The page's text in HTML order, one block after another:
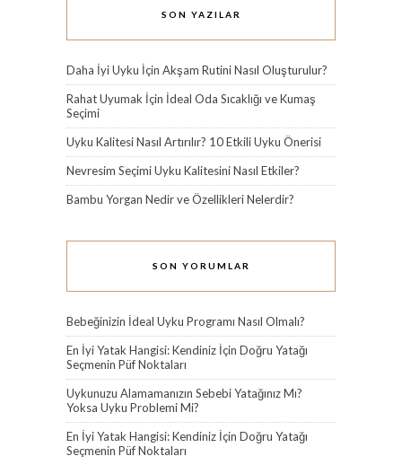
SON YAZILAR
Daha İyi Uyku İçin Akşam Rutini Nasıl Oluşturulur?
Rahat Uyumak İçin İdeal Oda Sıcaklığı ve Kumaş
Seçimi
Uyku Kalitesi Nasıl Artırılır? 10 Etkili Uyku Önerisi
Nevresim Seçimi Uyku Kalitesini Nasıl Etkiler?
Bambu Yorgan Nedir ve Özellikleri Nelerdir?
SON YORUMLAR
Bebeğinizin İdeal Uyku Programı Nasıl Olmalı?
En İyi Yatak Hangisi: Kendiniz İçin Doğru Yatağı
Seçmenin Püf Noktaları
Uykunuzu Alamamanızın Sebebi Yatağınız Mı?
Yoksa Uyku Problemi Mi?
En İyi Yatak Hangisi: Kendiniz İçin Doğru Yatağı
Seçmenin Püf Noktaları